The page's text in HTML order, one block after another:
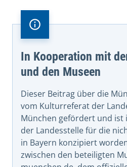
In Kooperation mit
und den Museen
Dieser Beitrag über die
vom Kulturreferat der
München gefördert und
der Landesstelle für die
in Bayern konzipiert
zwischen den beteiligten